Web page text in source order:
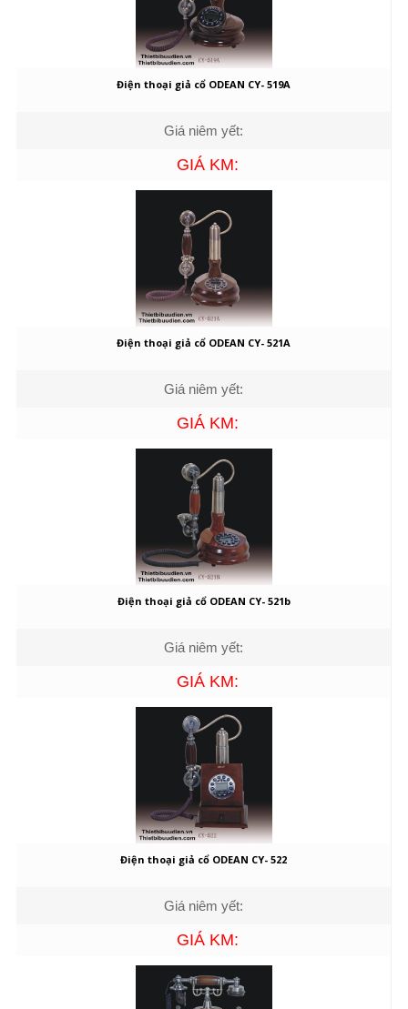
Điện thoại giả cổ ODEAN CY- 519A
Giá niêm yết:
GIÁ KM:
Điện thoại giả cổ ODEAN CY- 521A
Giá niêm yết:
GIÁ KM:
Điện thoại giả cổ ODEAN CY- 521b
Giá niêm yết:
GIÁ KM:
Điện thoại giả cổ ODEAN CY- 522
Giá niêm yết:
GIÁ KM: